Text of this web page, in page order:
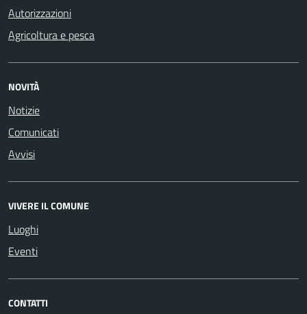
Autorizzazioni
Agricoltura e pesca
NOVITÀ
Notizie
Comunicati
Avvisi
VIVERE IL COMUNE
Luoghi
Eventi
CONTATTI